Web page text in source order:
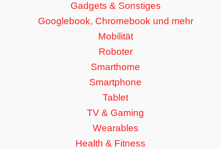
Gadgets & Sonstiges
Googlebook, Chromebook und mehr
Mobilität
Roboter
Smarthome
Smartphone
Tablet
TV & Gaming
Wearables
Health & Fitness